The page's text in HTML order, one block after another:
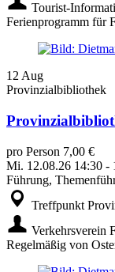
Tourist-
Ferienprogramm für
12 Aug
Provinzialbibliothek
pro Person 7,00 €
Mi. 12.08.26 14:30 -
Führung,
Treffpunkt
Verkehrsverein
Regelmäßig von